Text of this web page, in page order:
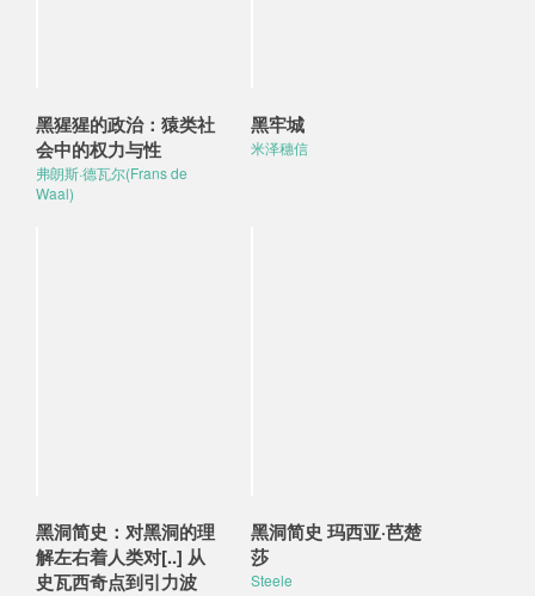
黑猩猩的政治：猿类社
会中的权力与性
弗朗斯·德瓦尔(Frans de
Waal)
黑牢城
米泽穗信
黑洞简史：对黑洞的理
解左右着人类对[..] 从
史瓦西奇点到引力波
黑洞简史 玛西亚·芭楚
莎
Steele